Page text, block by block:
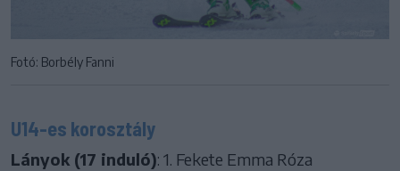
Fotó: Borbély Fanni
U14-es korosztály
Lányok (17 induló): 1. Fekete Emma Róza